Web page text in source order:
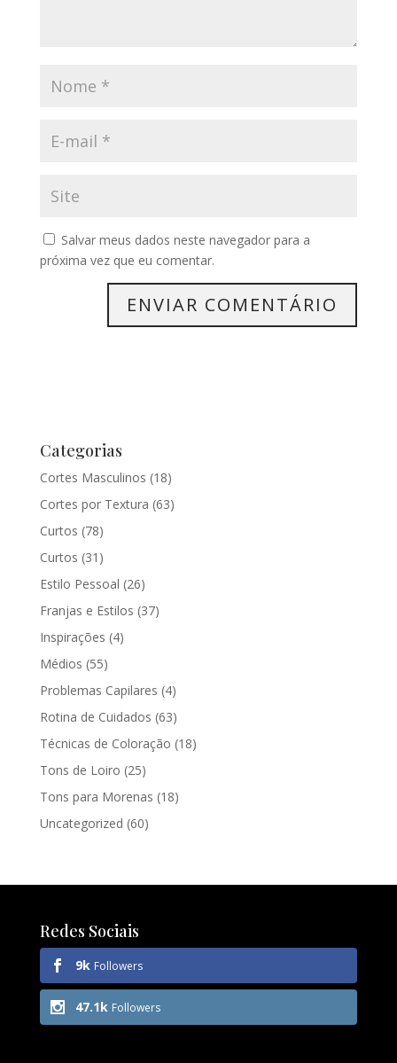
Salvar meus dados neste navegador para a
próxima vez que eu comentar.
Categorias
Cortes Masculinos (18)
Cortes por Textura (63)
Curtos (78)
Curtos (31)
Estilo Pessoal (26)
Franjas e Estilos (37)
Inspirações (4)
Médios (55)
Problemas Capilares (4)
Rotina de Cuidados (63)
Técnicas de Coloração (18)
Tons de Loiro (25)
Tons para Morenas (18)
Uncategorized (60)
Redes Sociais
9k Followers
47.1k Followers